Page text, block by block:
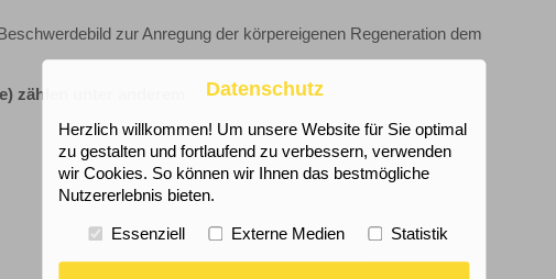
zur Anregung der körpereigenen Regeneration dem
zählen unter anderem Datenschutz
Herzlich willkommen! Um unsere Website für Sie optimal
zu gestalten und fortlaufend zu verbessern, verwenden
wir Cookies. So können wir Ihnen das bestmögliche
Nutzererlebnis bieten.
Essenziell Externe Medien Statistik